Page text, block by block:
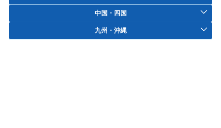
中国・四国
九州・沖縄